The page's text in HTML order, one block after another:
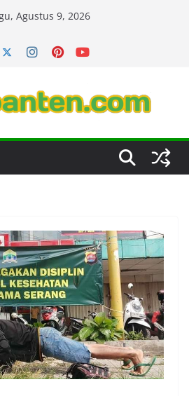
Agustus 9, 2026